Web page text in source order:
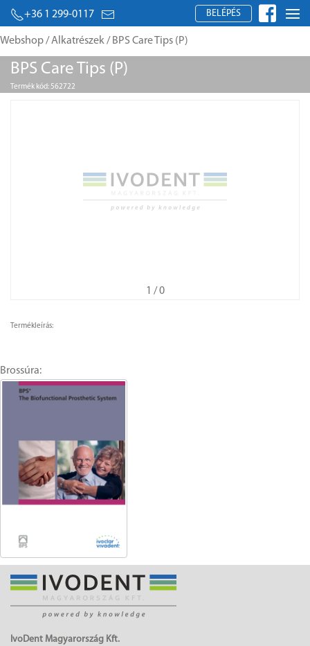
+36 1 299-0117 BELÉPÉS
Webshop/Alkatrészek/ BPS Care Tips (P)
BPS Care Tips (P)
Termék kód: 562722
1 / 0
Termékleírás:
Brossúra:
IvoDent Magyarország Kft.